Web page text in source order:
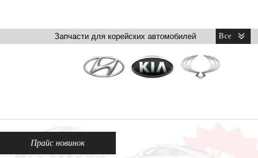
Прайс новинок